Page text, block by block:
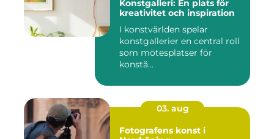
Konstgalleri: En plats för
kreativitet och inspiration
I konstvärlden spelar
konstgallerier en central roll
som mötesplatser för
konstä...
03. aug
Fotografens konst i